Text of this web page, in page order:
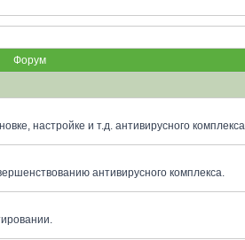
Форум
настройке и т.д. антивирусного комплекса.
антивирусного комплекса.